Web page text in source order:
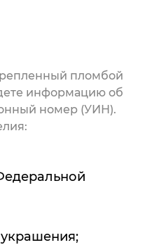
пломбой
информацию об
номер (УИН).